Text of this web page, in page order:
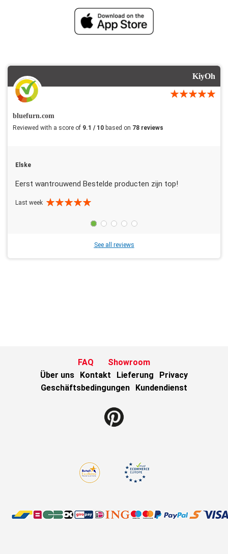
KiyOh
bluefurn.com
Reviewed with a score of 9.1 / 10 based on 78 reviews
Elske
Eerst wantrouwend Bestelde producten zijn top!
Last week
See all reviews
FAQ
Showroom
Über uns
Kontakt Lieferung
Privacy
Geschäftsbedingungen
Kundendienst